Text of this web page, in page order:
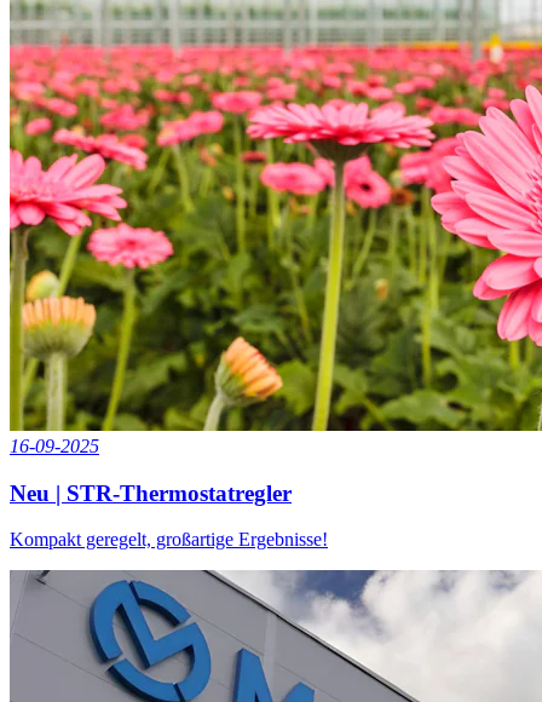
16-09-2025
Neu | STR-Thermostatregler
Kompakt geregelt, großartige Ergebnisse!